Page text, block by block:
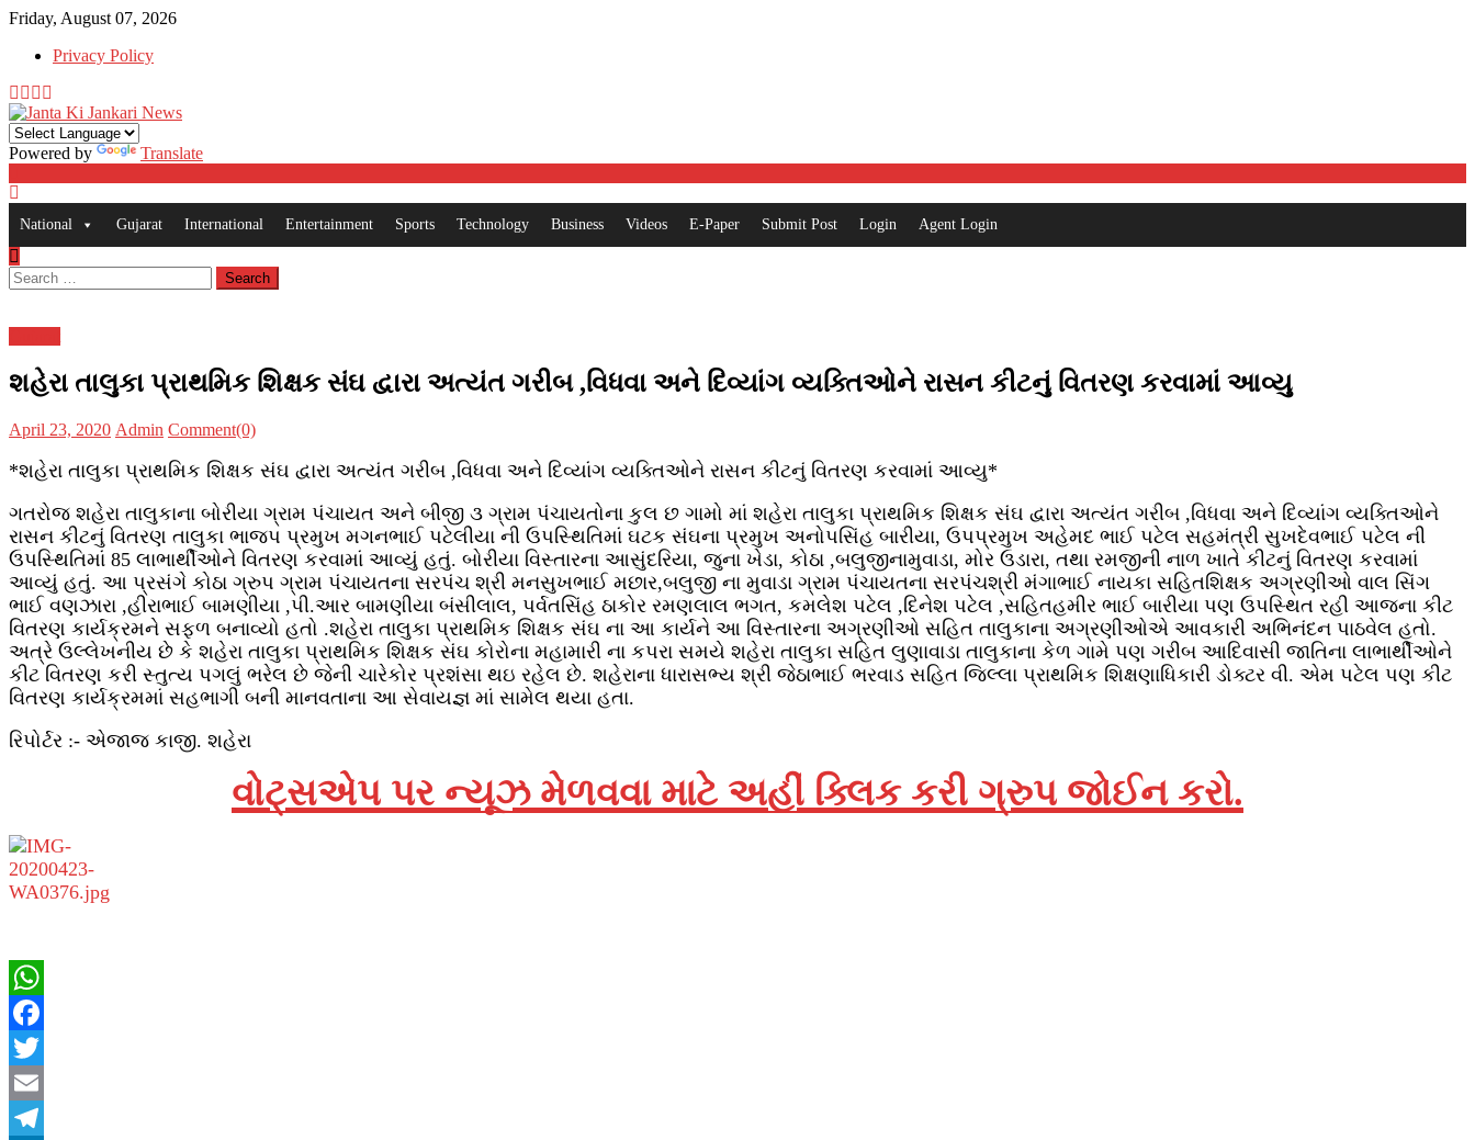
Skip
content
Friday, August 07, 2026
Privacy Policy
Powered by Translate
National Gujarat International Entertainment Sports Technology Business Videos E-Paper Submit Post Login Agent Login
Search
for:
શહેરા તાલુકા પ્રાથમિક શિક્ષક સંઘ દ્વારા અત્યંત ગરીબ ,વિધવા અને દિવ્યાંગ વ્યક્તિઓને રાસન કીટનું વિતરણ કરવામાં આવ્યુ
Posted
April 23, 2020 Author
Admin Comment(0)
*શહેરા તાલુકા પ્રાથમિક શિક્ષક સંઘ દ્વારા અત્યંત ગરીબ ,વિધવા અને દિવ્યાંગ વ્યક્તિઓને રાસન કીટનું વિતરણ કરવામાં આવ્યુ*
ગતરોજ શહેરા તાલુકાના બોરીયા ગ્રામ પંચાયત અને બીજી ૩ ગ્રામ પંચાયતોના કુલ છ ગામો માં શહેરા તાલુકા પ્રાથમિક શિક્ષક સંઘ દ્વારા અત્યંત ગરીબ ,વિધવા અને દિવ્યાંગ વ્યક્તિઓને
રાસન કીટનું વિતરણ તાલુકા ભાજપ પ્રમુખ મગનભાઈ પટેલીયા ની ઉપસ્થિતિમાં ઘટક સંઘના પ્રમુખ અનોપસિંહ બારીયા, ઉપપ્રમુખ અહેમદ ભાઈ પટેલ સહમંત્રી સુખદેવભાઈ પટેલ ની
ઉપસ્થિતિમાં 85 લાભાર્થીઓને વિતરણ કરવામાં આવ્યું હતું. બોરીયા વિસ્તારના આસુંદરિયા, જુના ખેડા, કોઠા ,બલુજીનામુવાડા, મોર ઉડારા, તથા રમજીની નાળ ખાતે કીટનું વિતરણ કરવામાં
આવ્યું હતું. આ પ્રસંગે કોઠા ગ્રુપ ગ્રામ પંચાયતના સરપંચ શ્રી મનસુખભાઈ મછાર,બલુજી ના મુવાડા ગ્રામ પંચાયતના સરપંચશ્રી મંગાભાઈ નાયકા સહિતશિક્ષક અગ્રણીઓ વાલ સિંગ
ભાઈ વણઝારા ,હીરાભાઈ બામણીયા ,પી.આર બામણીયા બંસીલાલ, પર્વતસિંહ ઠાકોર રમણલાલ ભગત, કમલેશ પટેલ ,દિનેશ પટેલ ,સહિતહમીર ભાઈ બારીયા પણ ઉપસ્થિત રહી આજના કીટ
વિતરણ કાર્યક્રમને સફળ બનાવ્યો હતો .શહેરા તાલુકા પ્રાથમિક શિક્ષક સંઘ ના આ કાર્યને આ વિસ્તારના અગ્રણીઓ સહિત તાલુકાના અગ્રણીઓએ આવકારી અભિનંદન પાઠવેલ હતો.
અત્રે ઉલ્લેખનીય છે કે શહેરા તાલુકા પ્રાથમિક શિક્ષક સંઘ કોરોના મહામારી ના કપરા સમયે શહેરા તાલુકા સહિત લુણાવાડા તાલુકાના કેળ ગામે પણ ગરીબ આદિવાસી જાતિના લાભાર્થીઓને
કીટ વિતરણ કરી સ્તુત્ય પગલું ભરેલ છે જેની ચારેકોર પ્રશંસા થઇ રહેલ છે. શહેરાના ધારાસભ્ય શ્રી જેઠાભાઈ ભરવાડ સહિત જિલ્લા પ્રાથમિક શિક્ષણાધિકારી ડોક્ટર વી. એમ પટેલ પણ કીટ
વિતરણ કાર્યક્રમમાં સહભાગી બની માનવતાના આ સેવાયજ્ઞ માં સામેલ થયા હતા.
રિપોર્ટર :- એજાજ કાજી. શહેરા
વોટ્સએપ પર ન્યૂઝ મેળવવા માટે અહીં ક્લિક કરી ગ્રુપ જોઈન કરો.
WhatsApp
Facebook
Twitter
Email